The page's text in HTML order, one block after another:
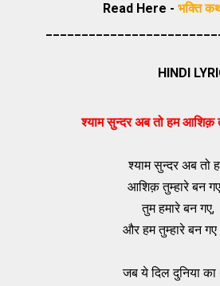
Read Here - भक्ति
श्याम सुन्दर अब तो हम आशिक़
श्याम सुन्दर अब तो
आशिक़ तुम्हारे बन
तुम हमारे बन गए,
और हम तुम्हारे बन
जब ये दिल दुनिया का